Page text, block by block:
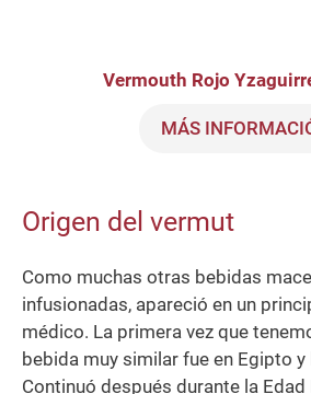
Vermouth Rojo
MÁS
Origen del vermut
Como muchas otras bebidas
infusionadas, apareció en un
médico. La primera vez que
bebida muy similar fue en Egipto y
Continuó después durante la Edad